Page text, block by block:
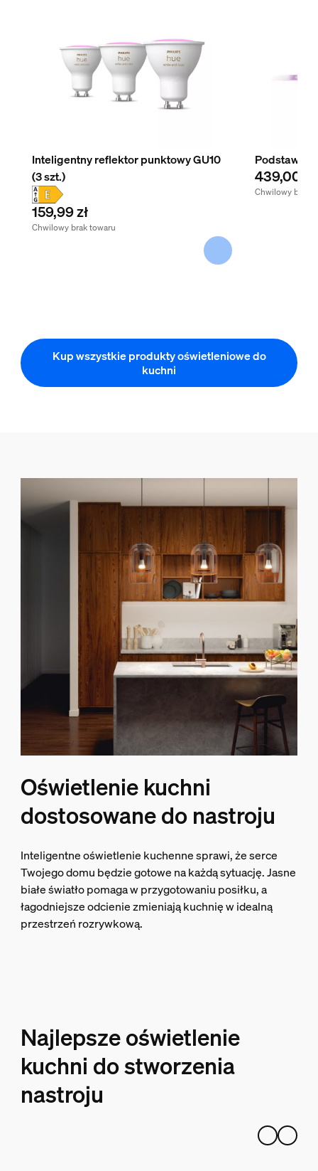
Inteligentny reflektor punktowy GU10
(3 szt.)
159,99 zł
Chwilowy brak towaru
Podstawa
439,00 zł
Chwilowy brak
Kup wszystkie produkty oświetleniowe do
kuchni
Oświetlenie kuchni
dostosowane do nastroju
Inteligentne oświetlenie kuchenne sprawi, że serce
Twojego domu będzie gotowe na każdą sytuację. Jasne
białe światło pomaga w przygotowaniu posiłku, a
łagodniejsze odcienie zmieniają kuchnię w idealną
przestrzeń rozrywkową.
Najlepsze oświetlenie
kuchni do stworzenia
nastroju